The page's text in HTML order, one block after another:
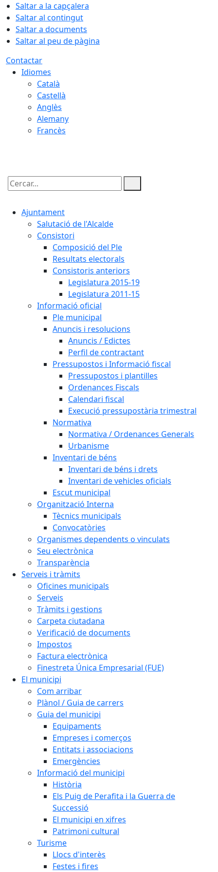
Saltar a la capçalera
Saltar al contingut
Saltar a documents
Saltar al peu de pàgina
Contactar
Idiomes
Català
Castellà
Anglès
Alemany
Francès
Cercar:
Ajuntament
Salutació de l'Alcalde
Consistori
Composició del Ple
Resultats electorals
Consistoris anteriors
Legislatura 2015-19
Legislatura 2011-15
Informació oficial
Ple municipal
Anuncis i resolucions
Anuncis / Edictes
Perfil de contractant
Pressupostos i Informació fiscal
Pressupostos i plantilles
Ordenances Fiscals
Calendari fiscal
Execució pressupostària trimestral
Normativa
Normativa / Ordenances Generals
Urbanisme
Inventari de béns
Inventari de béns i drets
Inventari de vehicles oficials
Escut municipal
Organització Interna
Tècnics municipals
Convocatòries
Organismes dependents o vinculats
Seu electrònica
Transparència
Serveis i tràmits
Oficines municipals
Serveis
Tràmits i gestions
Carpeta ciutadana
Verificació de documents
Impostos
Factura electrònica
Finestreta Única Empresarial (FUE)
El municipi
Com arribar
Plànol / Guia de carrers
Guia del municipi
Equipaments
Empreses i comerços
Entitats i associacions
Emergències
Informació del municipi
Història
Els Puig de Perafita i la Guerra de
Successió
El municipi en xifres
Patrimoni cultural
Turisme
Llocs d'interès
Festes i fires